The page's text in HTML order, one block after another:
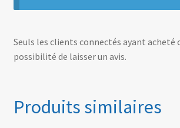
Seuls les clients connectés ayant acheté
possibilité de laisser un avis.
Produits similaires